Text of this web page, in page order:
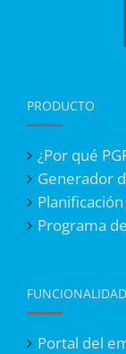
PRODUCTO
¿Por qué
Generador
Programa
Portal del